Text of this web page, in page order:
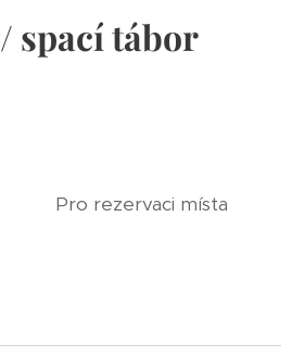
tábor
místa